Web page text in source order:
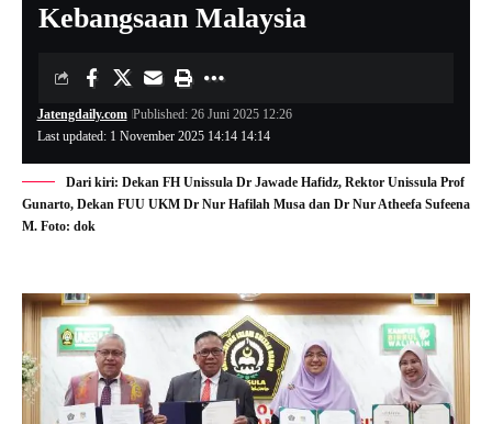
Kebangsaan Malaysia
Last updated: 1 November 2025 14:14 14:14
Jatengdaily.com Published: 26 Juni 2025 12:26
Dari kiri: Dekan FH Unissula Dr Jawade Hafidz, Rektor Unissula Prof
Gunarto, Dekan FUU UKM Dr Nur Hafilah Musa dan Dr Nur Atheefa Sufeena
M. Foto: dok